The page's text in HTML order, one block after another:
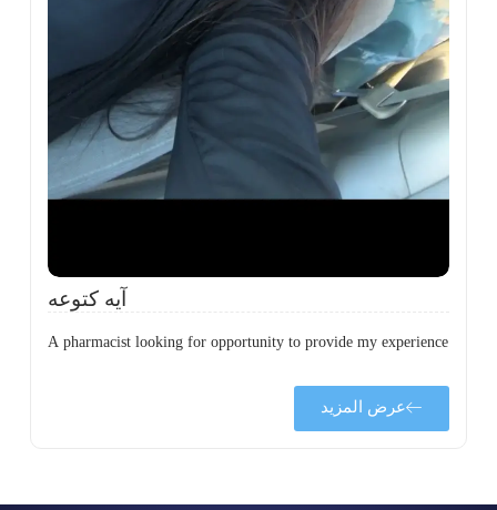
آيه كتوعه
A pharmacist looking for opportunity to provide my experience
عرض المزيد